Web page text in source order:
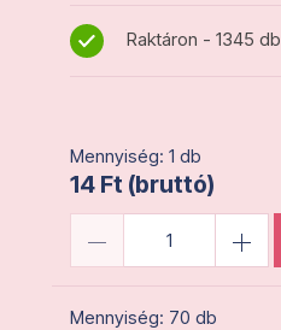
Raktáron - 1345 db
Mennyiség: 1 db
14 Ft (bruttó)
Mennyiség: 70 db